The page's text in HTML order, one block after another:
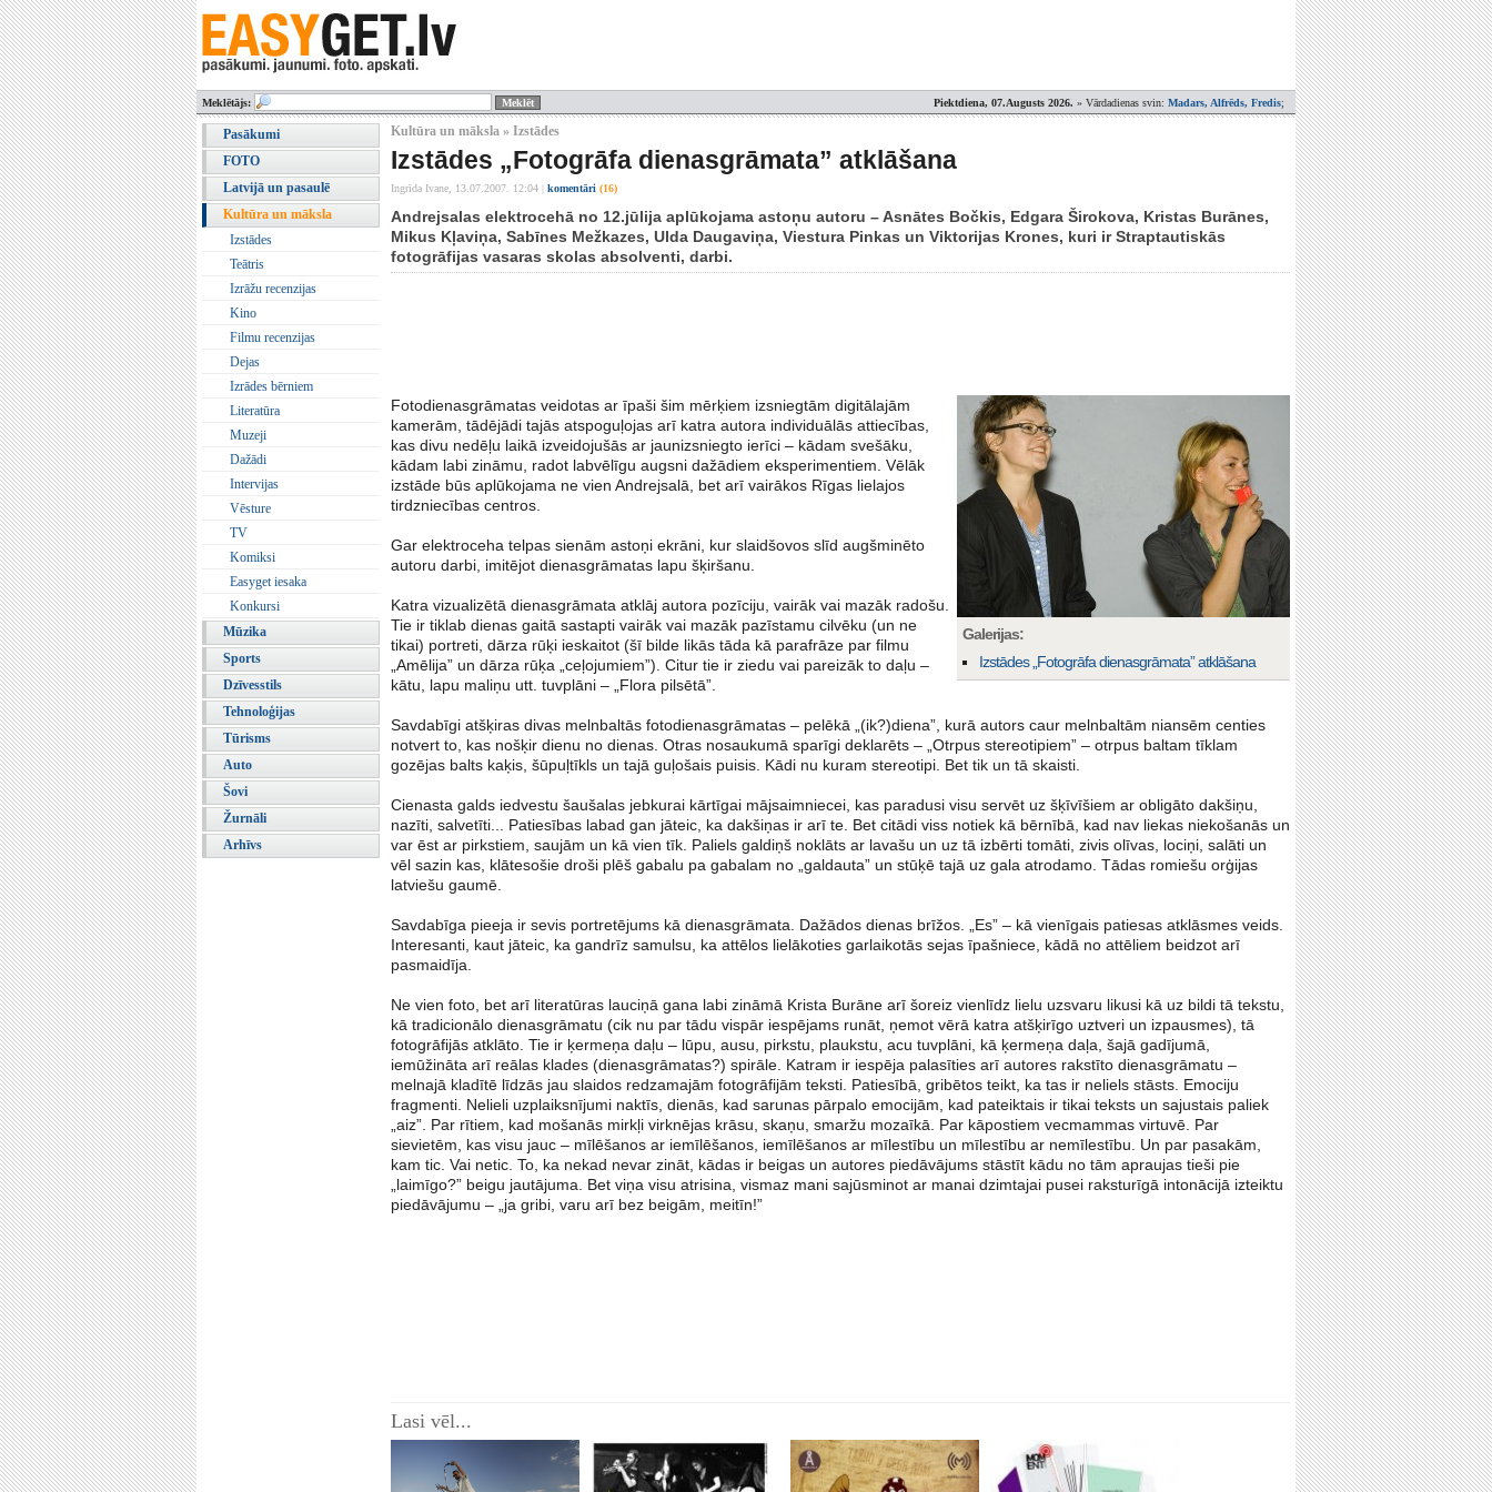
Piektdiena, 07.Augusts 2026. » Vārdadienas svin: Madars, Alfrēds, Fredis;
Meklētājs:
Pasākumi
FOTO
Latvijā un pasaulē
Kultūra un māksla
Izstādes
Teātris
Izrāžu recenzijas
Kino
Filmu recenzijas
Dejas
Izrādes bērniem
Literatūra
Muzeji
Dažādi
Intervijas
Vēsture
TV
Komiksi
Easyget iesaka
Konkursi
Mūzika
Sports
Dzīvesstils
Tehnoloģijas
Tūrisms
Auto
Šovi
Žurnāli
Arhīvs
Kultūra un māksla » Izstādes
Izstādes „Fotogrāfa dienasgrāmata” atklāšana
Ingrīda Ivane, 13.07.2007. 12:04 komentāri (16)
Andrejsalas elektrocehā no 12.jūlija aplūkojama astoņu autoru – Asnātes Bočkis, Edgara Širokova, Kristas Burānes,
Mikus Kļaviņa, Sabīnes Mežkazes, Ulda Daugaviņa, Viestura Pinkas un Viktorijas Krones, kuri ir Straptautiskās
fotogrāfijas vasaras skolas absolventi, darbi.
Galerijas:
Izstādes „Fotogrāfa dienasgrāmata” atklāšana
Fotodienasgrāmatas veidotas ar īpaši šim mērķiem izsniegtām digitālajām
kamerām, tādējādi tajās atspoguļojas arī katra autora individuālās attiecības,
kas divu nedēļu laikā izveidojušās ar jaunizsniegto ierīci – kādam svešāku,
kādam labi zināmu, radot labvēlīgu augsni dažādiem eksperimentiem. Vēlāk
izstāde būs aplūkojama ne vien Andrejsalā, bet arī vairākos Rīgas lielajos
tirdzniecības centros.
Gar elektroceha telpas sienām astoņi ekrāni, kur slaidšovos slīd augšminēto
autoru darbi, imitējot dienasgrāmatas lapu šķiršanu.
Katra vizualizētā dienasgrāmata atklāj autora pozīciju, vairāk vai mazāk radošu.
Tie ir tiklab dienas gaitā sastapti vairāk vai mazāk pazīstamu cilvēku (un ne
tikai) portreti, dārza rūķi ieskaitot (šī bilde likās tāda kā parafrāze par filmu
„Amēlija” un dārza rūķa „ceļojumiem”). Citur tie ir ziedu vai pareizāk to daļu –
kātu, lapu maliņu utt. tuvplāni – „Flora pilsētā”.
Savdabīgi atšķiras divas melnbaltās fotodienasgrāmatas – pelēkā „(ik?)diena”, kurā autors caur melnbaltām niansēm centies
notvert to, kas nošķir dienu no dienas. Otras nosaukumā sparīgi deklarēts – „Otrpus stereotipiem” – otrpus baltam tīklam
gozējas balts kaķis, šūpuļtīkls un tajā guļošais puisis. Kādi nu kuram stereotipi. Bet tik un tā skaisti.
Cienasta galds iedvestu šaušalas jebkurai kārtīgai mājsaimniecei, kas paradusi visu servēt uz šķīvīšiem ar obligāto dakšiņu,
nazīti, salvetīti... Patiesības labad gan jāteic, ka dakšiņas ir arī te. Bet citādi viss notiek kā bērnībā, kad nav liekas niekošanās un
var ēst ar pirkstiem, saujām un kā vien tīk. Paliels galdiņš noklāts ar lavašu un uz tā izbērti tomāti, zivis olīvas, lociņi, salāti un
vēl sazin kas, klātesošie droši plēš gabalu pa gabalam no „galdauta” un stūķē tajā uz gala atrodamo. Tādas romiešu orģijas
latviešu gaumē.
Savdabīga pieeja ir sevis portretējums kā dienasgrāmata. Dažādos dienas brīžos. „Es” – kā vienīgais patiesas atklāsmes veids.
Interesanti, kaut jāteic, ka gandrīz samulsu, ka attēlos lielākoties garlaikotās sejas īpašniece, kādā no attēliem beidzot arī
pasmaidīja.
Ne vien foto, bet arī literatūras lauciņā gana labi zināmā Krista Burāne arī šoreiz vienlīdz lielu uzsvaru likusi kā uz bildi tā tekstu,
kā tradicionālo dienasgrāmatu (cik nu par tādu vispār iespējams runāt, ņemot vērā katra atšķirīgo uztveri un izpausmes), tā
fotogrāfijās atklāto. Tie ir ķermeņa daļu – lūpu, ausu, pirkstu, plaukstu, acu tuvplāni, kā ķermeņa daļa, šajā gadījumā,
iemūžināta arī reālas klades (dienasgrāmatas?) spirāle. Katram ir iespēja palasīties arī autores rakstīto dienasgrāmatu –
melnajā kladītē līdzās jau slaidos redzamajām fotogrāfijām teksti. Patiesībā, gribētos teikt, ka tas ir neliels stāsts. Emociju
fragmenti. Nelieli uzplaiksnījumi naktīs, dienās, kad sarunas pārpalo emocijām, kad pateiktais ir tikai teksts un sajustais paliek
„aiz”. Par rītiem, kad mošanās mirkļi virknējas krāsu, skaņu, smaržu mozaīkā. Par kāpostiem vecmammas virtuvē. Par
sievietēm, kas visu jauc – mīlēšanos ar iemīlēšanos, iemīlēšanos ar mīlestību un mīlestību ar nemīlestību. Un par pasakām,
kam tic. Vai netic. To, ka nekad nevar zināt, kādas ir beigas un autores piedāvājums stāstīt kādu no tām apraujas tieši pie
„laimīgo?” beigu jautājuma. Bet viņa visu atrisina, vismaz mani sajūsminot ar manai dzimtajai pusei raksturīgā intonācijā izteiktu
piedāvājumu – „ja gribi, varu arī bez beigām, meitīn!”
Lasi vēl...